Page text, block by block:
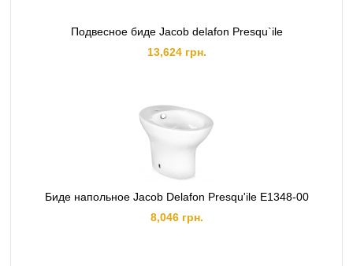
Подвесное биде Jacob delafon Presqu`ile
13,624 грн.
Биде напольное Jacob Delafon Presqu'ile E1348-00
8,046 грн.